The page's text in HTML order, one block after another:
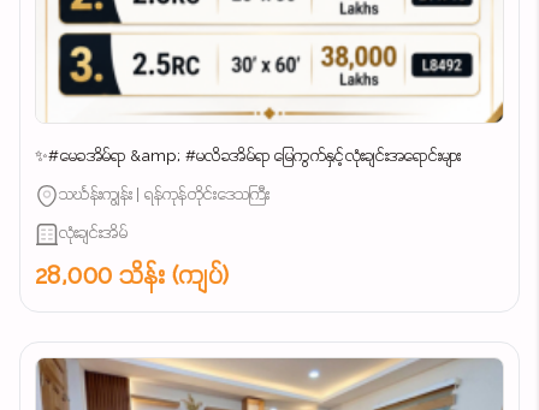
✨#မေခအိမ်ရာ &amp; #မလိခအိမ်ရာ မြေကွက်နှင့်လုံးချင်းအရောင်းများ
သင်္ဃန်းကျွန်း | ရန်ကုန်တိုင်းဒေသကြီး
လုံးချင်းအိမ်
28,000 သိန်း (ကျပ်)